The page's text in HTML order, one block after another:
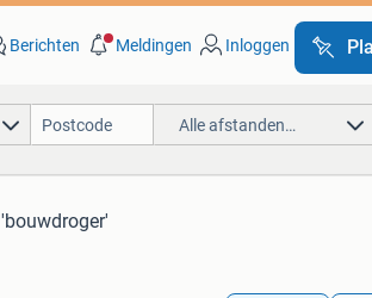
Berichten Meldingen Inloggen
Alle afstanden…